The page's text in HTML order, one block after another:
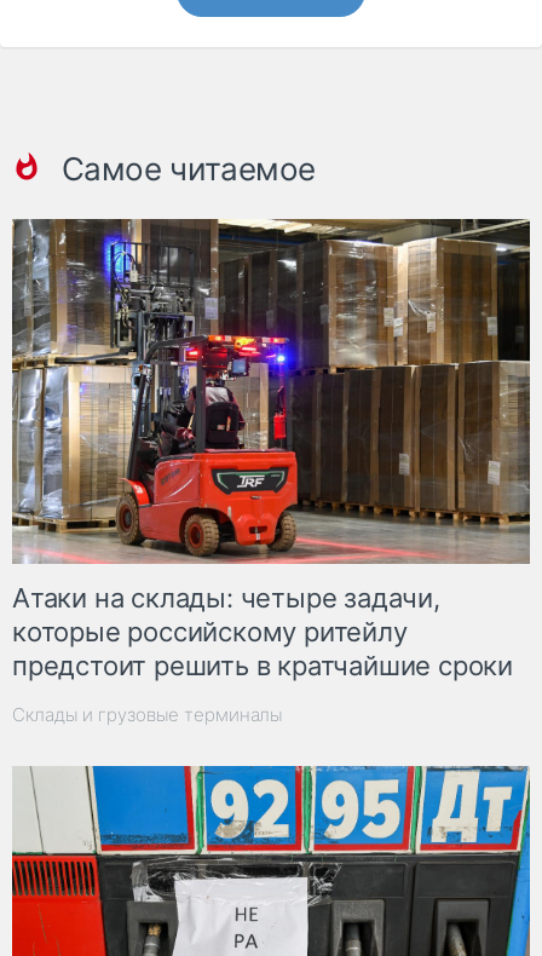
Самое читаемое
Атаки на склады: четыре задачи,
которые российскому ритейлу
предстоит решить в кратчайшие сроки
Склады и грузовые терминалы